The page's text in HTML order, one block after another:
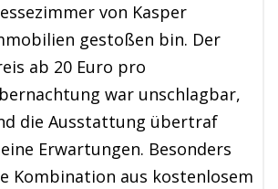
von Kasper
gestoßen bin. Der
ab 20 Euro pro
war unschlagbar,
die Ausstattung übertraf
Erwartungen. Besonders
Kombination aus kostenlosem